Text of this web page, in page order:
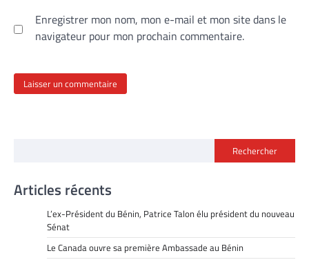
Enregistrer mon nom, mon e-mail et mon site dans le
navigateur pour mon prochain commentaire.
Rechercher
Articles récents
L’ex-Président du Bénin, Patrice Talon élu président du nouveau
Sénat
Le Canada ouvre sa première Ambassade au Bénin